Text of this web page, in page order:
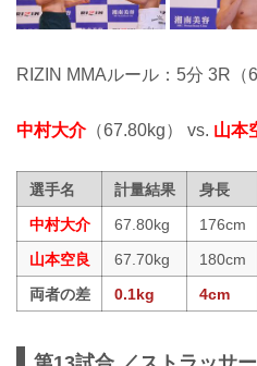
RIZIN MMAルール：5分 3R（
中村大介（67.80kg） vs. 山本
選手名 計量結果 身長
中村大介
67.80kg 176cm
山本空良
67.70kg 180cm
両者の差
0.1kg 4cm